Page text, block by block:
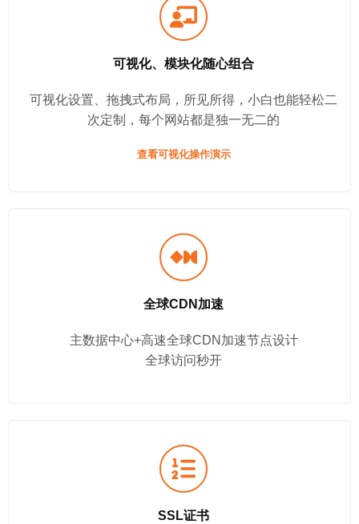
可视化、模块化随心组合
可视化设置、拖拽式布局，所见所得，小白也能轻松二
次定制，每个网站都是独一无二的
查看可视化操作演示
全球CDN加速
主数据中心+高速全球CDN加速节点设计
全球访问秒开
SSL证书